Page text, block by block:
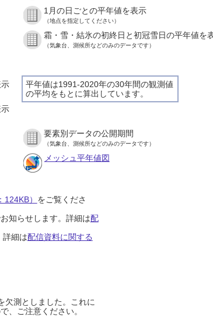
1月の日ごとの平年値を表示
（地点を指定してください）
霜・雪・結氷の初終日と初冠雪日の平年値を
（気象台、測候所などのみのデータです）
平年値は1991-2020年の30年間の観測値
の平均をもとに算出しています。
要素別データの公開期間
（気象台、測候所などのみのデータです）
メッシュ平年値図
） をご覧くださ
知らせします。詳細は配
詳細は配信資料に関する
欠測としました。これに
、ご注意ください。